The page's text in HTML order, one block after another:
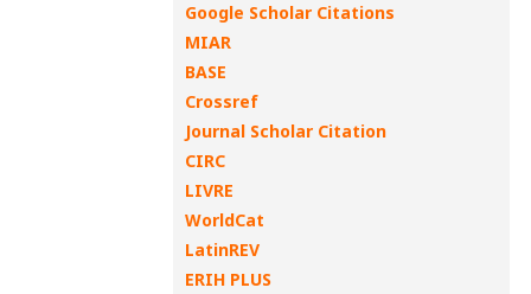
Google Scholar Citations
MIAR
BASE
Crossref
Journal Scholar Citation
CIRC
LIVRE
WorldCat
LatinREV
ERIH PLUS